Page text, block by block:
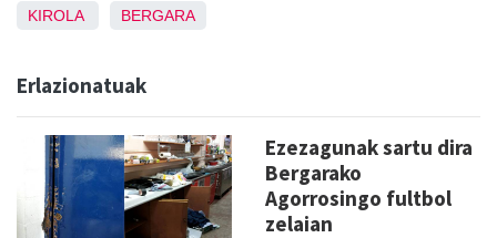
KIROLA BERGARA
Erlazionatuak
Ezezagunak sartu dira
Bergarako
Agorrosingo fultbol
zelaian